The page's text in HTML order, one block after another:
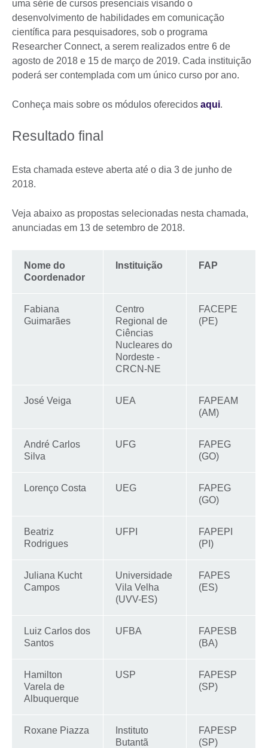
uma série de cursos presenciais visando o
desenvolvimento de habilidades em comunicação
científica para pesquisadores, sob o programa
Researcher Connect, a serem realizados entre 6 de
agosto de 2018 e 15 de março de 2019. Cada instituição
poderá ser contemplada com um único curso por ano.
Conheça mais sobre os módulos oferecidos aqui.
Resultado final
Esta chamada esteve aberta até o dia 3 de junho de
2018.
Veja abaixo as propostas selecionadas nesta chamada,
anunciadas em 13 de setembro de 2018.
Nome do
Coordenador
Instituição FAP
Fabiana
Guimarães
Centro
Regional de
Ciências
Nucleares do
Nordeste -
CRCN-NE
FACEPE
(PE)
José Veiga UEA
FAPEAM
(AM)
André Carlos
Silva
UFG
FAPEG
(GO)
Lorenço Costa UEG
FAPEG
(GO)
Beatriz
Rodrigues
UFPI
FAPEPI
(PI)
Juliana Kucht
Campos
Universidade
Vila Velha
(UVV-ES)
FAPES
(ES)
Luiz Carlos dos
Santos
UFBA
FAPESB
(BA)
Hamilton
Varela de
Albuquerque
USP
FAPESP
(SP)
Roxane Piazza
Instituto
Butantã
FAPESP
(SP)